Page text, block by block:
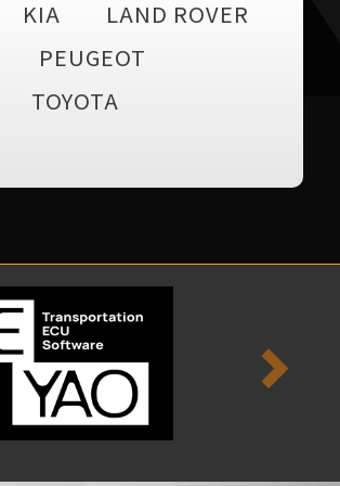
KIA
LAND ROVER
PEUGEOT
TOYOTA